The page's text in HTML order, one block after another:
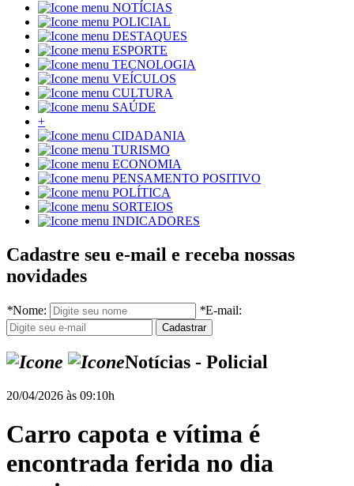
NOTÍCIAS
POLICIAL
DESTAQUES
ESPORTE
TECNOLOGIA
VEÍCULOS
CULTURA
SAÚDE
+
CIDADANIA
TURISMO
ECONOMIA
PENSAMENTO POSITIVO
POLÍTICA
SORTEIOS
INDICADORES
Cadastre seu e-mail e receba nossas
novidades
*Nome: *E-mail:
Notícias - Policial
20/04/2026 às 09:10h
Carro capota e vítima é
encontrada ferida no dia